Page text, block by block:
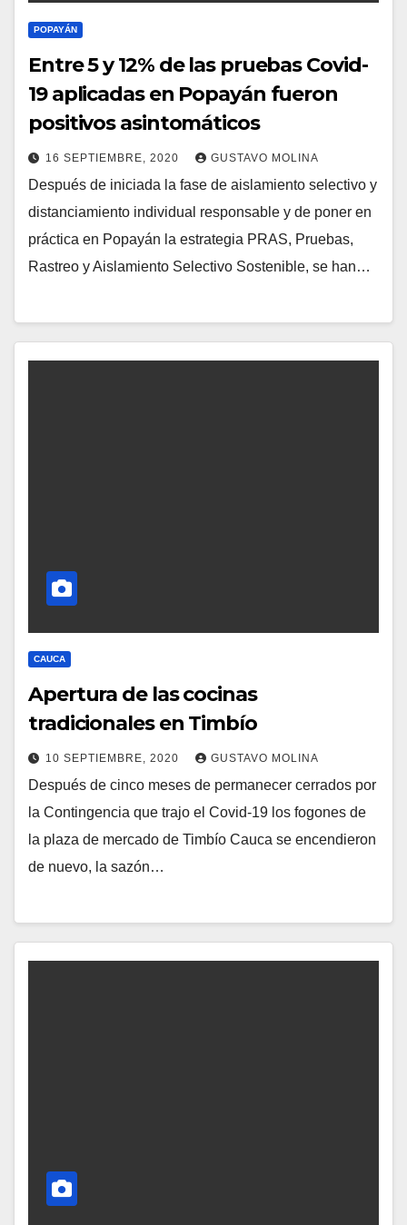
POPAYÁN
Entre 5 y 12% de las pruebas Covid-
19 aplicadas en Popayán fueron
positivos asintomáticos
16 SEPTIEMBRE, 2020 GUSTAVO MOLINA
Después de iniciada la fase de aislamiento selectivo y
distanciamiento individual responsable y de poner en
práctica en Popayán la estrategia PRAS, Pruebas,
Rastreo y Aislamiento Selectivo Sostenible, se han…
CAUCA
Apertura de las cocinas
tradicionales en Timbío
10 SEPTIEMBRE, 2020 GUSTAVO MOLINA
Después de cinco meses de permanecer cerrados por
la Contingencia que trajo el Covid-19 los fogones de
la plaza de mercado de Timbío Cauca se encendieron
de nuevo, la sazón…